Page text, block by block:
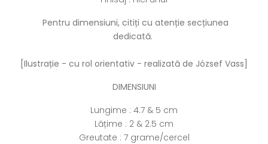
Pentru dimensiuni, citiți cu atenție secțiunea
dedicată.
[Ilustrație - cu rol orientativ - realizată de József Vass]
DIMENSIUNI
Lungime : 4.7 & 5 cm
Lățime : 2 & 2.5 cm
Greutate : 7 grame/cercel